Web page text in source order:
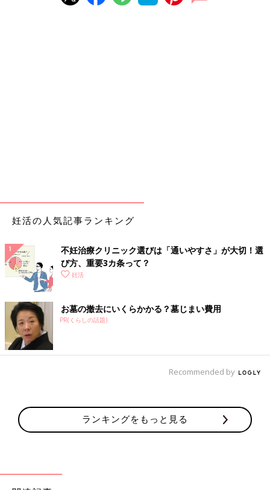
妊活の人気記事ランキング
不妊治療クリニック選びは「通いやすさ」が大切！選
び方、重要3カ条って？
妊活
お墓の撤去にいくらかかる？墓じまい費用
PR(くらしの話題)
Recommended by
ランキングをもっと見る